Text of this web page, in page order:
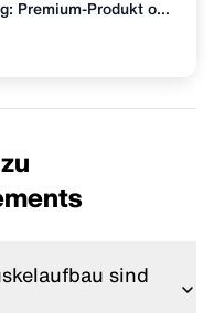
Vetain Magnesium Erfahrung: Premium-Produkt oder überteuert? Mein ehrlicher Test
sind